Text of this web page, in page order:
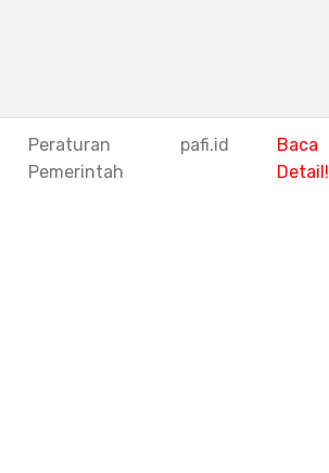
Peraturan
Pemerintah
pafi.id
Baca
Detail!